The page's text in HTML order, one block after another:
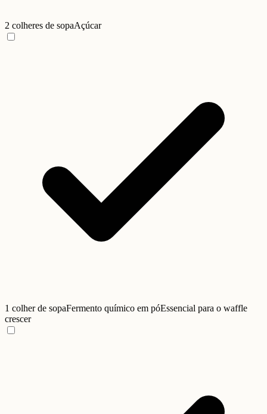
2 colheres de sopaAçúcar
1 colher de sopaFermento químico em póEssencial para o waffle
crescer